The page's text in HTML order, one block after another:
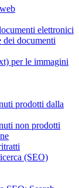
elettronici
documenti
per le immagini
prodotti dalla
non prodotti
(SEO)